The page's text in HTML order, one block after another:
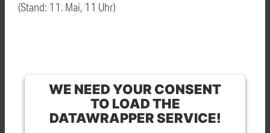
(Stand: 11. Mai, 11 Uhr)
WE NEED YOUR CONSENT
TO LOAD THE
DATAWRAPPER SERVICE!